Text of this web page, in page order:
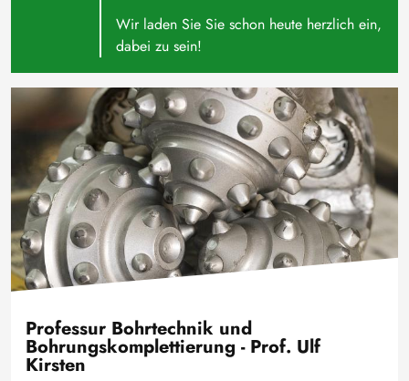
Wir laden Sie Sie schon heute herzlich ein,
dabei zu sein!
Bild
Professur Bohrtechnik und
Bohrungskomplettierung - Prof. Ulf
Kirsten